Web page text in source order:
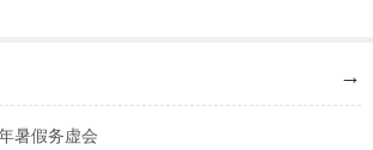
→
暑假务虚会